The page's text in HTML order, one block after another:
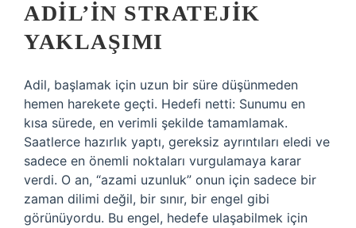
ADIL’IN STRATEJIK
YAKLAŞIMI
Adil, başlamak için uzun bir süre düşünmeden
hemen harekete geçti. Hedefi netti: Sunumu en
kısa sürede, en verimli şekilde tamamlamak.
Saatlerce hazırlık yaptı, gereksiz ayrıntıları eledi ve
sadece en önemli noktaları vurgulamaya karar
verdi. O an, “azami uzunluk” onun için sadece bir
zaman dilimi değil, bir sınır, bir engel gibi
görünüyordu. Bu engel, hedefe ulaşabilmek için